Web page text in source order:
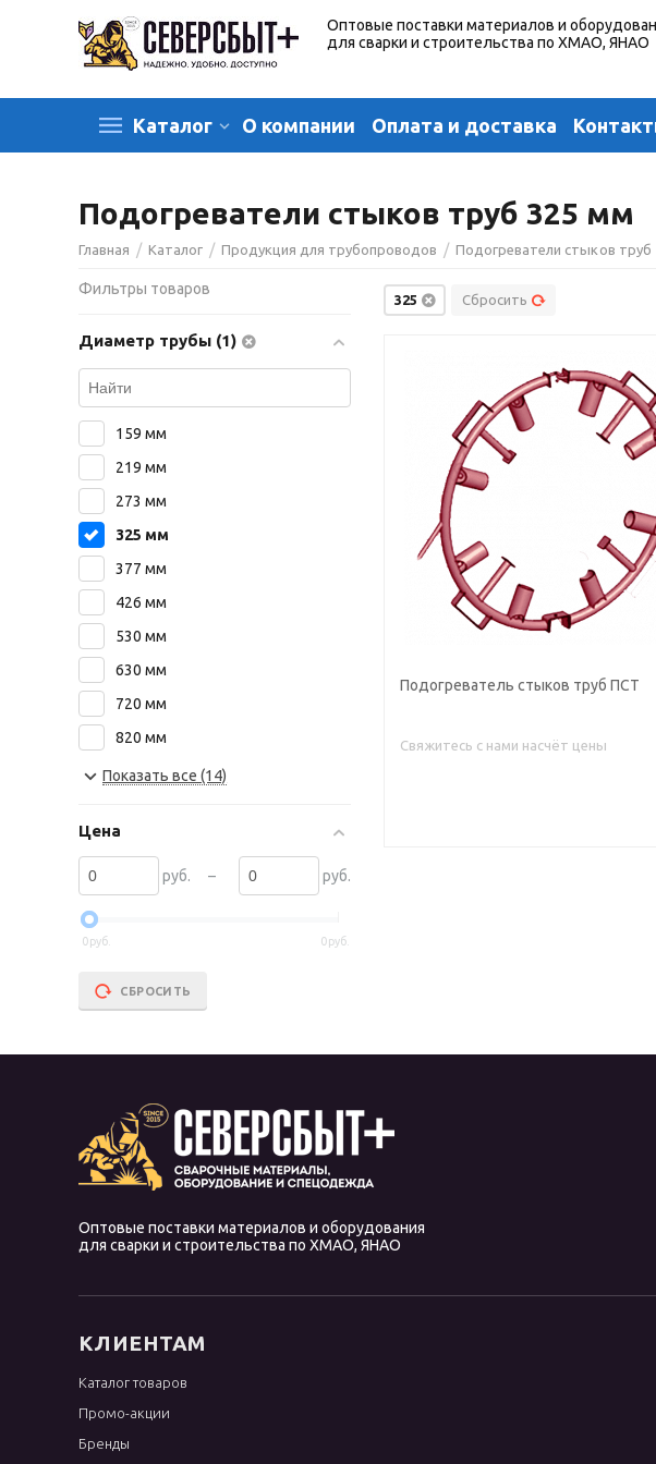
Оптовые поставки материалов и
для сварки и строительства по ХМАО, ЯНАО
Каталог О компании Оплата и доставка
Подогреватели стыков труб 325 мм
Главная / Каталог / Продукция для трубопроводов / Подогреватели стыков труб
325 Сбросить
Подогреватель стыков труб ПСТ
Свяжитесь с нами насчёт цены
Фильтры товаров
Диаметр трубы (1)
159 мм
219 мм
273 мм
325 мм
377 мм
426 мм
530 мм
630 мм
720 мм
820 мм
1020 мм
1220 мм
1420 мм
Показать все (14)
Цена
руб. – руб.
0руб. 0руб.
СБРОСИТЬ
Оптовые поставки материалов и оборудования
для сварки и строительства по ХМАО, ЯНАО
КЛИЕНТАМ
Каталог товаров
Промо-акции
Бренды